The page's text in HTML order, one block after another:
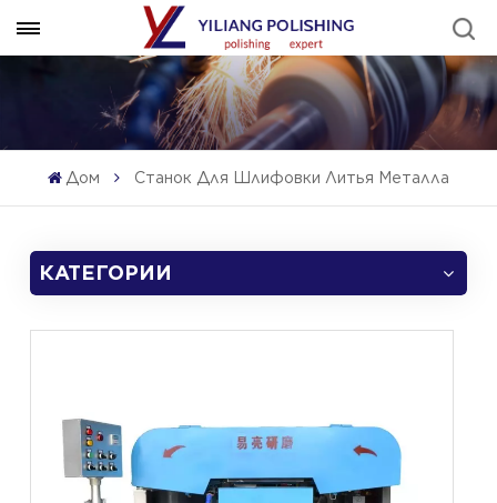
Дом Станок Для Шлифовки Литья Металла
КАТЕГОРИИ